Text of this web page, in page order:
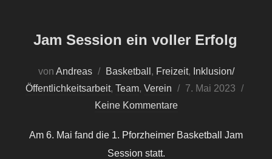
Jam Session ein voller Erfolg
von Andreas Basketball , Freizeit, Inklusion/
Öffentlichkeitsarbeit, Team, Verein
Veröffentlicht
7. Mai 2023
Keine Kommentare
Am 6. Mai fand die 1. Pforzheimer Basketball Jam
Session statt.